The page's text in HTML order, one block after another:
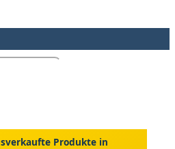
Produkte in